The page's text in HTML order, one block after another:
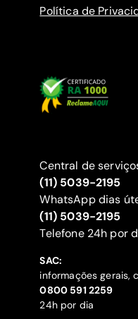
Política de
Central de
(11) 5039-2195
WhatsApp dias
(11) 5039-2195
‍Telefone 24h por
SAC:
informações gerais,
‍0800 591 2259
24h por dia